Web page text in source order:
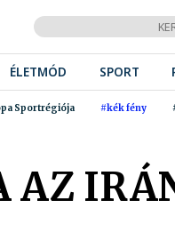
ÉLETMÓD SPORT
Sportrégiója #kék fény
AZ